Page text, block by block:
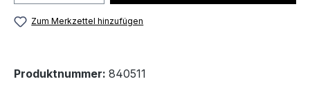
Zum Merkzettel hinzufügen
Produktnummer: 840511